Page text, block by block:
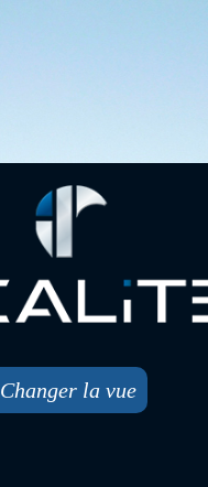
Changer la vue